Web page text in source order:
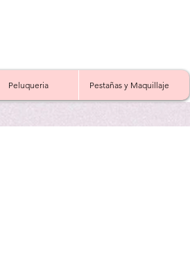
Peluqueria Pestañas y Maquillaje